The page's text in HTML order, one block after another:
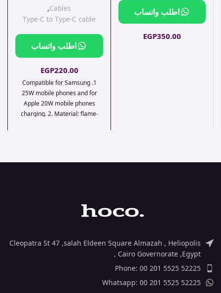
EGP350.00
اطلب واتساب Cables
,
Type-C to Type-C cable
EGP220.00
اطلب واتساب
1. Compatible for Samsung
25W mobile phones and for
Apple 20W mobile phones
charging. 2. Material: flame-
Cleopatra St 47 ,salah Eldeen Square Almazah , Heliopolis
, Cairo Governorate ,Egypt
Phone: 00 201 5525 52225
Whatsapp: 00 201 5525 52225